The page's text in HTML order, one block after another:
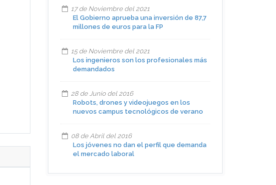
17 de Noviembre del 2021
El Gobierno aprueba una inversión de 87,7
millones de euros para la FP
15 de Noviembre del 2021
Los ingenieros son los profesionales más
demandados
28 de Junio del 2016
Robots, drones y videojuegos en los
nuevos campus tecnológicos de verano
08 de Abril del 2016
Los jóvenes no dan el perfil que demanda
el mercado laboral